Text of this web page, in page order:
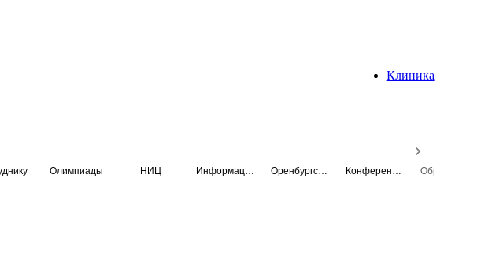
Клиника
Олимпиады НИЦ